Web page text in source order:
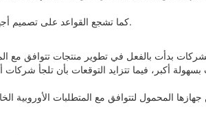
كما تشجع القواعد على تصميم أجهزة تدعم الإصلاح وإعادة الاستخدام لفترات أطول.
بدأت بالفعل في تطوير منتجات تتوافق مع